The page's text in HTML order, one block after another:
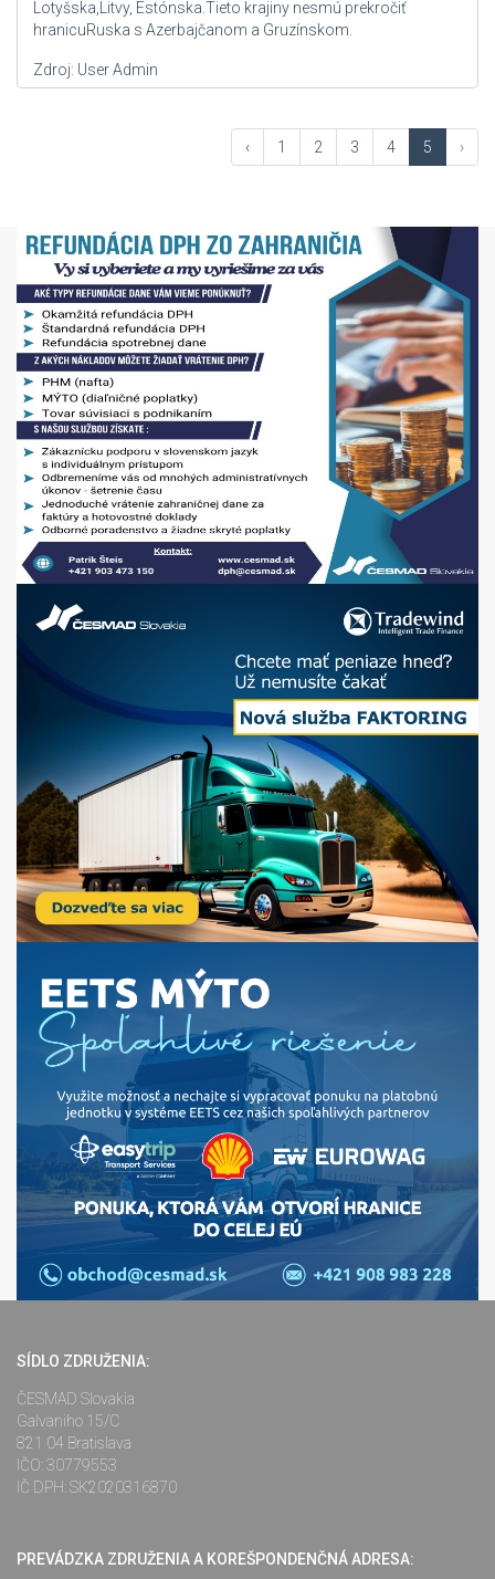
Lotyšska,Litvy, Estónska.Tieto krajiny nesmú prekročiť
hranicuRuska s Azerbajčanom a Gruzínskom.
Zdroj: User Admin
‹ 1 2 3 4 5 ›
SÍDLO ZDRUŽENIA:
ČESMAD Slovakia
Galvaniho 15/C
821 04 Bratislava
IČO: 30779553
IČ DPH: SK2020316870
PREVÁDZKA ZDRUŽENIA A KOREŠPONDENČNÁ ADRESA: